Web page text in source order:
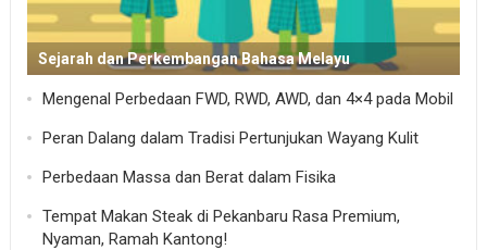
Sejarah dan Perkembangan Bahasa Melayu
Mengenal Perbedaan FWD, RWD, AWD, dan 4×4 pada Mobil
Peran Dalang dalam Tradisi Pertunjukan Wayang Kulit
Perbedaan Massa dan Berat dalam Fisika
Tempat Makan Steak di Pekanbaru Rasa Premium,
Nyaman, Ramah Kantong!